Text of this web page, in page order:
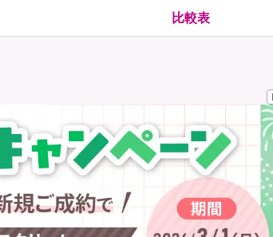
比較表